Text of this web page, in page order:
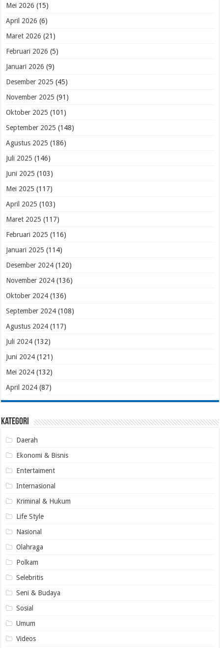
Mei 2026 (15)
April 2026 (6)
Maret 2026 (21)
Februari 2026 (5)
Januari 2026 (9)
Desember 2025 (45)
November 2025 (91)
Oktober 2025 (101)
September 2025 (148)
Agustus 2025 (186)
Juli 2025 (146)
Juni 2025 (103)
Mei 2025 (117)
April 2025 (103)
Maret 2025 (117)
Februari 2025 (116)
Januari 2025 (114)
Desember 2024 (120)
November 2024 (136)
Oktober 2024 (136)
September 2024 (108)
Agustus 2024 (117)
Juli 2024 (132)
Juni 2024 (121)
Mei 2024 (132)
April 2024 (87)
Kategori
Daerah
Ekonomi & Bisnis
Entertaiment
Internasional
Kriminal & Hukum
Life Style
Nasional
Olahraga
Polkam
Selebritis
Seni & Budaya
Sosial
Umum
Videos